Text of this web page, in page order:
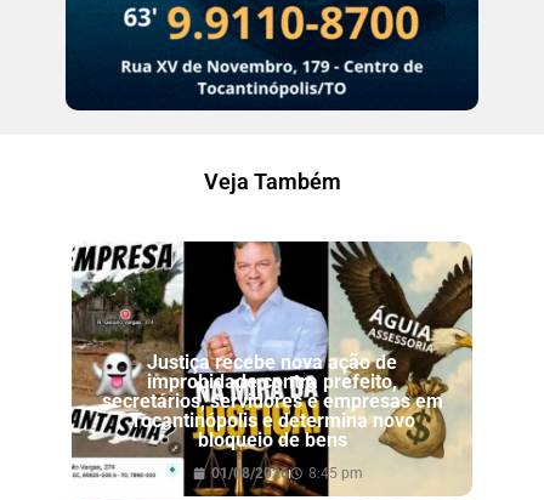
Veja Também
Justiça recebe nova ação de
improbidade contra prefeito,
secretários, servidores e empresas em
Tocantinópolis e determina novo
bloqueio de bens
01/08/2026 8:45 pm